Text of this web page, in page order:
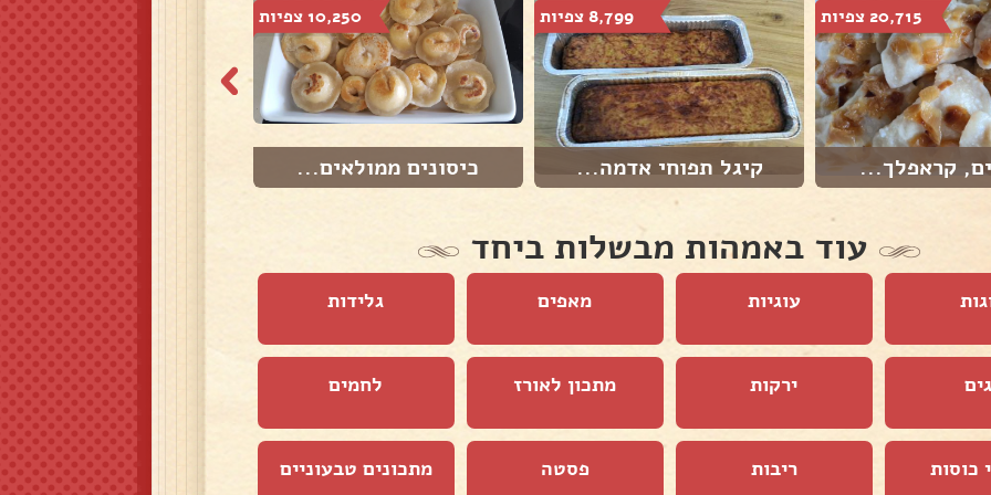
20,715 צפיות
קראפלך...
8,799 צפיות
קיגל תפוחי אדמה...
10,250 צפיות
כיסונים ממולאים...
עוד באמהות מבשלות ביחד
עוגיות מאפים גלידות
ירקות מתכון לאורז לחמים
כוסות ריבות פסטה מתכונים טבעוניים